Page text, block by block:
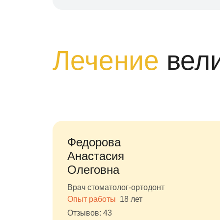
Лечение
Федорова
Анастасия
Олеговна
Врач стоматолог-ортодонт
Опыт работы 18 лет
Отзывов: 43